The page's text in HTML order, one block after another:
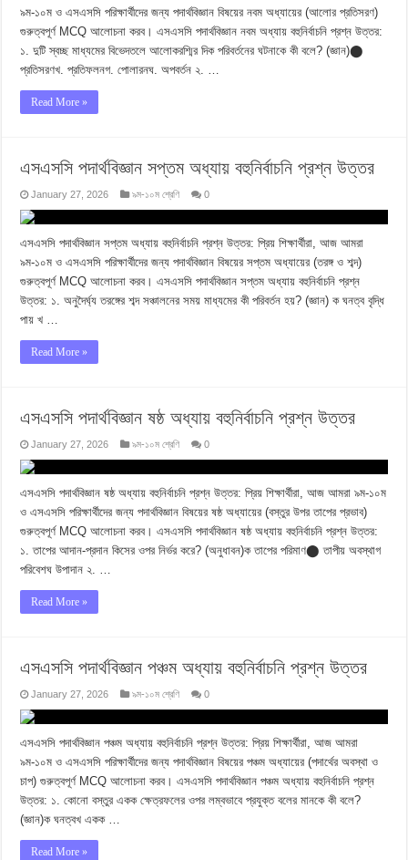
৯ম-১০ম ও এসএসসি পরিক্ষার্থীদের জন্য পদার্থবিজ্ঞান বিষয়ের নবম অধ্যায়ের (আলোর প্রতিসরণ)
গুরুত্বপূর্ণ MCQ আলোচনা করব। এসএসসি পদার্থবিজ্ঞান নবম অধ্যায় বহুনির্বাচনি প্রশ্ন উত্তর:
১. দুটি স্বচ্ছ মাধ্যমের বিভেদতলে আলোকরশ্মির দিক পরিবর্তনের ঘটনাকে কী বলে? (জ্ঞান)⬤
প্রতিসরণখ. প্রতিফলনগ. পোলারনঘ. অপবর্তন ২. …
Read More »
এসএসসি পদার্থবিজ্ঞান সপ্তম অধ্যায় বহুনির্বাচনি প্রশ্ন উত্তর
January 27, 2026 ৯ম-১০ম শ্রেণি 0
এসএসসি পদার্থবিজ্ঞান সপ্তম অধ্যায় বহুনির্বাচনি প্রশ্ন উত্তর: প্রিয় শিক্ষার্থীরা, আজ আমরা
৯ম-১০ম ও এসএসসি পরিক্ষার্থীদের জন্য পদার্থবিজ্ঞান বিষয়ের সপ্তম অধ্যায়ের (তরঙ্গ ও শব্দ)
গুরুত্বপূর্ণ MCQ আলোচনা করব। এসএসসি পদার্থবিজ্ঞান সপ্তম অধ্যায় বহুনির্বাচনি প্রশ্ন
উত্তর: ১. অনুদৈর্ঘ্য তরঙ্গের শব্দ সঞ্চালনের সময় মাধ্যমের কী পরিবর্তন হয়? (জ্ঞান) ক ঘনত্ব বৃদ্ধি
পায় খ …
Read More »
এসএসসি পদার্থবিজ্ঞান ষষ্ঠ অধ্যায় বহুনির্বাচনি প্রশ্ন উত্তর
January 27, 2026 ৯ম-১০ম শ্রেণি 0
এসএসসি পদার্থবিজ্ঞান ষষ্ঠ অধ্যায় বহুনির্বাচনি প্রশ্ন উত্তর: প্রিয় শিক্ষার্থীরা, আজ আমরা ৯ম-১০ম
ও এসএসসি পরিক্ষার্থীদের জন্য পদার্থবিজ্ঞান বিষয়ের ষষ্ঠ অধ্যায়ের (বস্তুর উপর তাপের প্রভাব)
গুরুত্বপূর্ণ MCQ আলোচনা করব। এসএসসি পদার্থবিজ্ঞান ষষ্ঠ অধ্যায় বহুনির্বাচনি প্রশ্ন উত্তর:
১. তাপের আদান-প্রদান কিসের ওপর নির্ভর করে? (অনুধাবন)ক তাপের পরিমাণ⬤ তাপীয় অবস্থাগ
পরিবেশঘ উপাদান ২. …
Read More »
এসএসসি পদার্থবিজ্ঞান পঞ্চম অধ্যায় বহুনির্বাচনি প্রশ্ন উত্তর
January 27, 2026 ৯ম-১০ম শ্রেণি 0
এসএসসি পদার্থবিজ্ঞান পঞ্চম অধ্যায় বহুনির্বাচনি প্রশ্ন উত্তর: প্রিয় শিক্ষার্থীরা, আজ আমরা
৯ম-১০ম ও এসএসসি পরিক্ষার্থীদের জন্য পদার্থবিজ্ঞান বিষয়ের পঞ্চম অধ্যায়ের (পদার্থের অবস্থা ও
চাপ) গুরুত্বপূর্ণ MCQ আলোচনা করব। এসএসসি পদার্থবিজ্ঞান পঞ্চম অধ্যায় বহুনির্বাচনি প্রশ্ন
উত্তর: ১. কোনো বস্তুর একক ক্ষেত্রফলের ওপর লম্বভাবে প্রযুক্ত বলের মানকে কী বলে?
(জ্ঞান)ক ঘনত্বখ একক …
Read More »